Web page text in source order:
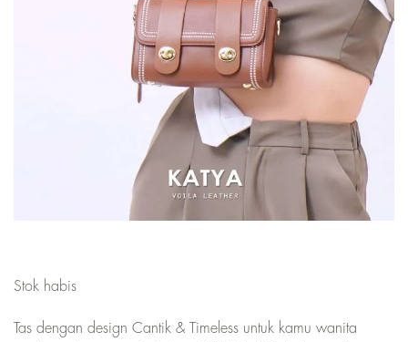
Stok habis
Tas dengan design Cantik & Timeless untuk kamu wanita